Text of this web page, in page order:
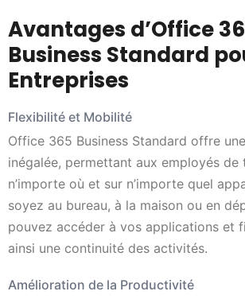
Avantages d’Office
Business Standard
Entreprises
Flexibilité et Mobilité
Office 365 Business Standard offre
inégalée, permettant aux employés de
n’importe où et sur n’importe quel
soyez au bureau, à la maison ou en
pouvez accéder à vos applications et
ainsi une continuité des activités.
Amélioration de la Productivité